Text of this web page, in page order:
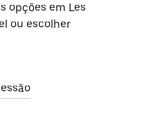
opções em Les
ou escolher